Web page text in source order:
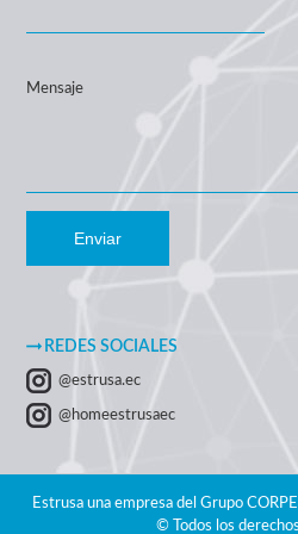
Mensaje
Enviar
REDES SOCIALES
@estrusa.ec
@homeestrusaec
Estrusa una empresa del Grupo
© Todos los